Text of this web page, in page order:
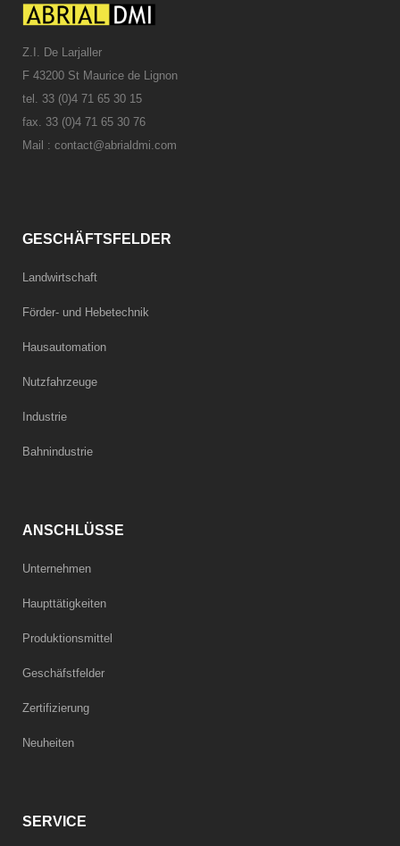
Z.I. De Larjaller
F 43200 St Maurice de Lignon
tel. 33 (0)4 71 65 30 15
fax. 33 (0)4 71 65 30 76
Mail : contact@abrialdmi.com
GESCHÄFTSFELDER
Landwirtschaft
Förder- und Hebetechnik
Hausautomation
Nutzfahrzeuge
Industrie
Bahnindustrie
ANSCHLÜSSE
Unternehmen
Haupttätigkeiten
Produktionsmittel
Geschäfstfelder
Zertifizierung
Neuheiten
SERVICE